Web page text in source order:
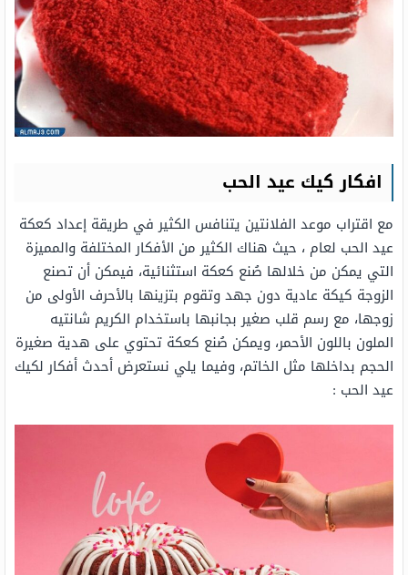
افكار كيك عيد الحب
مع اقتراب موعد الفلانتين يتنافس الكثير في طريقة إعداد كعكة
عيد الحب لعام ، حيث هناك الكثير من الأفكار المختلفة والمميزة
التي يمكن من خلالها صُنع كعكة استثنائية، فيمكن أن تصنع
الزوجة كيكة عادية دون جهد وتقوم بتزينها بالأحرف الأولى من
زوجها، مع رسم قلب صغير بجانبها باستخدام الكريم شانتيه
الملون باللون الأحمر، ويمكن صُنع كعكة تحتوي على هدية صغيرة
الحجم بداخلها مثل الخاتم، وفيما يلي نستعرض أحدث أفكار لكيك
عيد الحب :